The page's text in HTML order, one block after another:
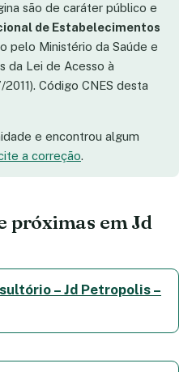
são de caráter público e
de Estabelecimentos
pelo Ministério da Saúde e
da Lei de Acesso à
Código CNES desta
e encontrou algum
a correção.
próximas em Jd
– Jd Petropolis –